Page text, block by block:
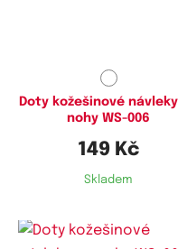
Doty kožešinové
nohy WS-006
149 Kč
Skladem